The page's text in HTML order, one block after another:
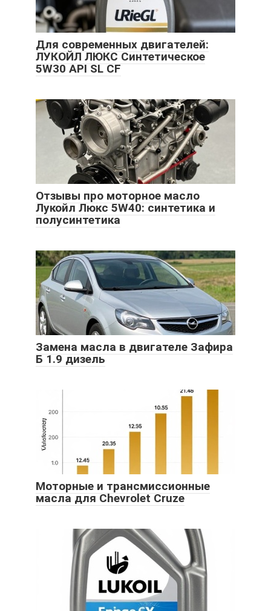
Для современных двигателей:
ЛУКОЙЛ ЛЮКС Синтетическое
5W30 API SL CF
Отзывы про моторное масло
Лукойл Люкс 5W40: синтетика и
полусинтетика
Замена масла в двигателе Зафира
Б 1.9 дизель
Моторные и трансмиссионные
масла для Chevrolet Cruze